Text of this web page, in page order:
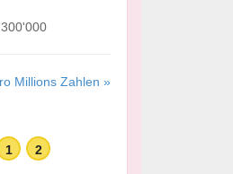
Millions Zahlen »
1 2